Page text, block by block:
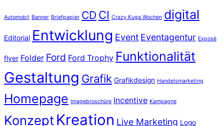
Automobil Banner Briefpapier CD CI Crazy Kuga Wochen digital
Editorial Entwicklung Event Eventagentur Exposè
flyer Folder Ford Ford Trophy Funktionalität
Gestaltung Grafik Grafikdesign Handelsmarketing
Homepage Imagebroschüre Incentive Kampagne
Konzept Kreation Live Marketing Logo